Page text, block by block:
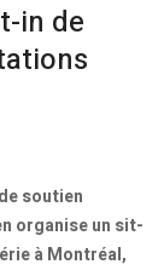
in de
soutien
organise un sit-
à Montréal,